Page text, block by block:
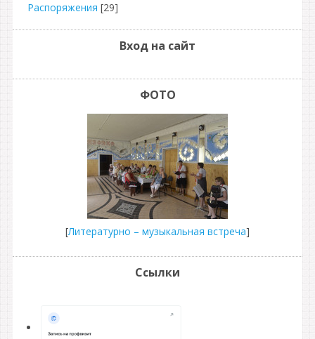
Распоряжения [29]
Вход на сайт
ФОТО
[Литературно – музыкальная встреча]
Ссылки